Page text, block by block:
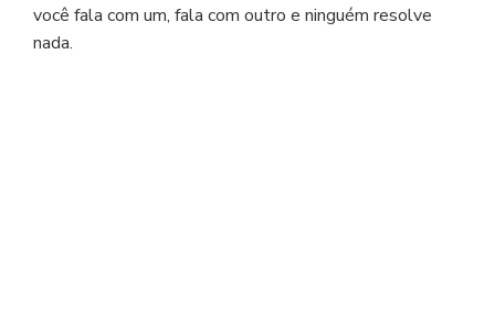
você fala com um, fala com outro e ninguém resolve
nada.